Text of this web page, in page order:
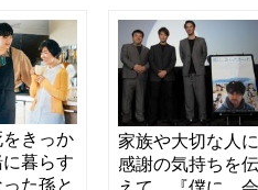
きっか
暮らす
た孫と
家族や大切な人
感謝の気持ちを